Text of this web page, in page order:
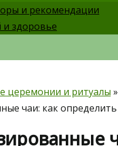
и рекомендации
и здоровье
церемонии и ритуалы
чаи: как